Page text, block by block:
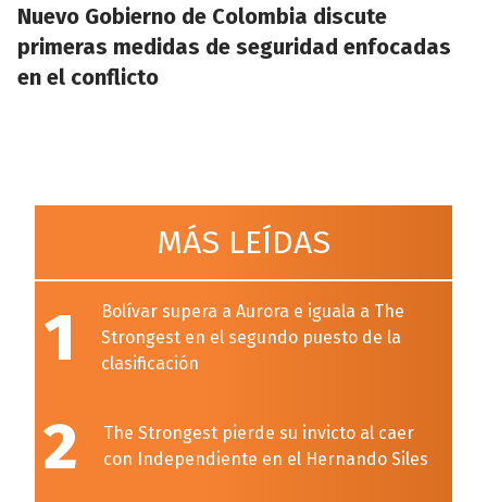
Nuevo Gobierno de Colombia discute
primeras medidas de seguridad enfocadas
en el conflicto
MÁS LEÍDAS
1
Bolívar supera a Aurora e iguala a The
Strongest en el segundo puesto de la
clasificación
2
The Strongest pierde su invicto al caer
con Independiente en el Hernando Siles